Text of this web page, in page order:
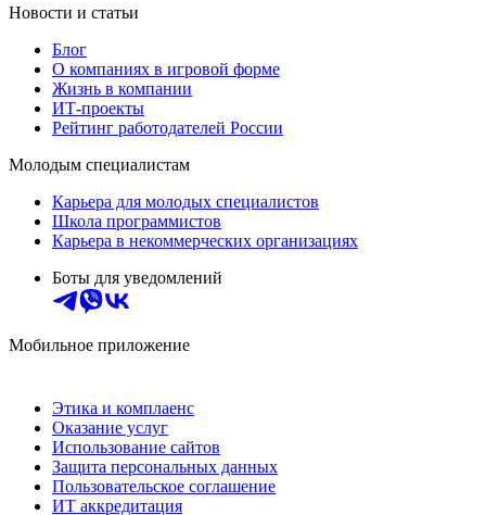
Новости и статьи
Блог
О компаниях в игровой форме
Жизнь в компании
ИТ-проекты
Рейтинг работодателей России
Молодым специалистам
Карьера для молодых специалистов
Школа программистов
Карьера в некоммерческих организациях
Боты для уведомлений
Мобильное приложение
Этика и комплаенс
Оказание услуг
Использование сайтов
Защита персональных данных
Пользовательское соглашение
ИТ аккредитация